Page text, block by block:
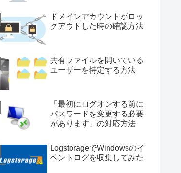
ドメインアカウントがロッ
クアウトした時の確認方法
共有ファイルを開いている
ユーザーを特定する方法
「最初にログオンする前に
パスワードを変更する必要
があります」の対応方法
LogstorageでWindowsのイ
ベントログを収集してみた